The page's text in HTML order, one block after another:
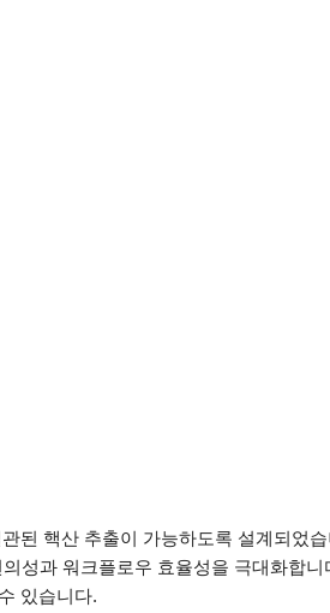
된 핵산 추출이 가능하도록 설계되었
성과 워크플로우 효율성을 극대화합
있습니다.